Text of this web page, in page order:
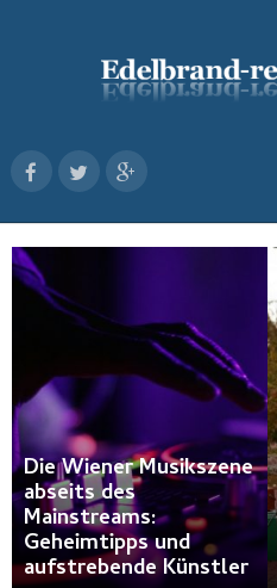
Die Wiener Musikszene
abseits des
Mainstreams:
Geheimtipps und
aufstrebende Künstler